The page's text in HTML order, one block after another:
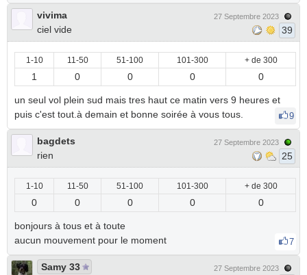
vivima
ciel vide
27 Septembre 2023
39
1-10 11-50 51-100 101-300 + de 300
1 0 0 0 0
un seul vol plein sud mais tres haut ce matin vers 9 heures et
puis c'est tout.à demain et bonne soirée à vous tous.
9
bagdets
rien
27 Septembre 2023
25
1-10 11-50 51-100 101-300 + de 300
0 0 0 0 0
bonjours à tous et à toute
aucun mouvement pour le moment
7
Samy 33
27 Septembre 2023